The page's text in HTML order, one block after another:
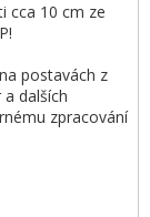
cca 10 cm ze
postavách z
dalších
zpracování